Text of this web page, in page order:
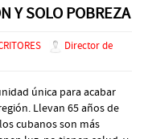
Y SOLO POBREZA
Director de
única para acabar
Llevan 65 años de
cubanos son más